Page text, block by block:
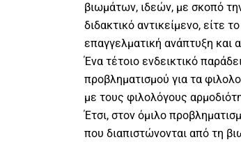
βιωμάτων, ιδεών, με σκοπό
διδακτικό αντικείμενο, είτε
επαγγελματική ανάπτυξη και
Ένα τέτοιο ενδεικτικό
προβληματισμού για τα
με τους φιλολόγους
Έτσι, στον όμιλο
που διαπιστώνονται από τη